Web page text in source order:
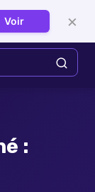
Se connecter
:
Voir ×